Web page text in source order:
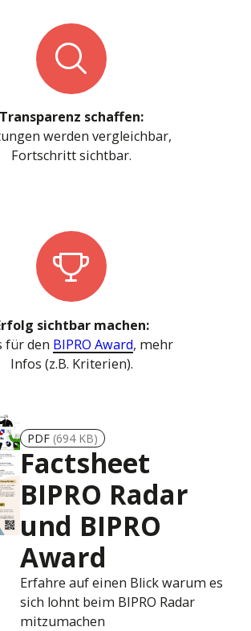
Transparenz schaffen:
werden vergleichbar,
Fortschritt sichtbar.
sichtbar machen:
für den BIPRO Award, mehr
Infos (z.B. Kriterien).
Factsheet
BIPRO Radar
und BIPRO
Award
PDF (694 KB)
Erfahre auf einen Blick warum es
sich lohnt beim BIPRO Radar
mitzumachen